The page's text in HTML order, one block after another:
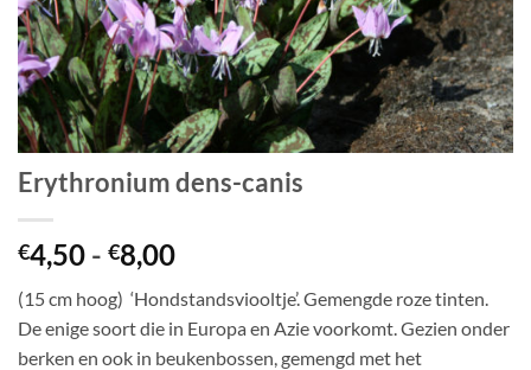
Erythronium dens-canis
€4,50 - €8,00Prijsklasse:
tot
€8,00
(15 cm hoog) ‘Hondstandsviooltje’. Gemengde roze tinten.
De enige soort die in Europa en Azie voorkomt. Gezien onder
berken en ook in beukenbossen, gemengd met het